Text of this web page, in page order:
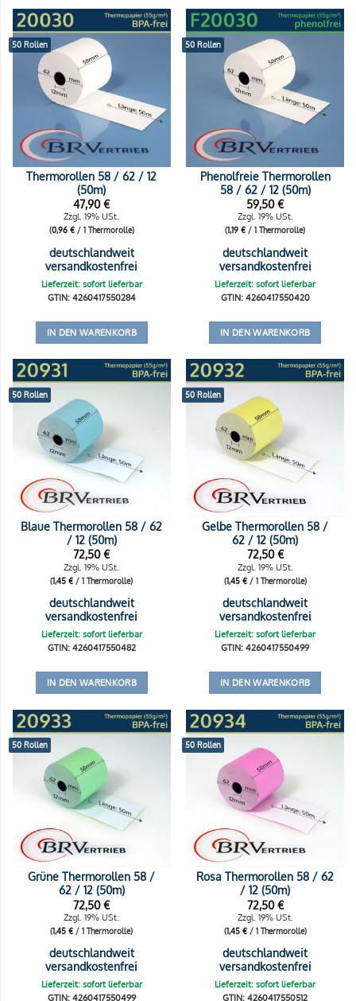
50 Rollen
Thermorollen 58 / 62 / 12
(50m)
47,90€
Zzgl. 19% USt.
(0,96 €/ 1 Thermorolle)
deutschlandweit
versandkostenfrei
Lieferzeit: sofort lieferbar
GTIN: 4260417550284
IN DEN WARENKORB
50 Rollen
Phenolfreie Thermorollen
58 / 62 / 12 (50m)
59,50€
Zzgl. 19% USt.
(1,19€ / 1 Thermorolle)
deutschlandweit
versandkostenfrei
Lieferzeit: sofort lieferbar
GTIN: 4260417550420
IN DEN WARENKORB
50 Rollen
Blaue Thermorollen 58 / 62
/ 12 (50m)
72,50€
Zzgl. 19% USt.
(1,45€ / 1 Thermorolle)
deutschlandweit
versandkostenfrei
Lieferzeit: sofort lieferbar
GTIN: 4260417550482
IN DEN WARENKORB
50 Rollen
Gelbe Thermorollen 58 /
62 / 12 (50m)
72,50€
Zzgl. 19% USt.
(1,45 €/ 1 Thermorolle)
deutschlandweit
versandkostenfrei
Lieferzeit: sofort lieferbar
GTIN: 4260417550499
IN DEN WARENKORB
50 Rollen
Grüne Thermorollen 58 /
62 / 12 (50m)
72,50€
Zzgl. 19% USt.
(1,45€ / 1 Thermorolle)
deutschlandweit
versandkostenfrei
Lieferzeit: sofort lieferbar
GTIN: 4260417550499
50 Rollen
Rosa Thermorollen 58 / 62
/ 12 (50m)
72,50€
Zzgl. 19% USt.
(1,45 €/ 1 Thermorolle)
deutschlandweit
versandkostenfrei
Lieferzeit: sofort lieferbar
GTIN: 4260417550512